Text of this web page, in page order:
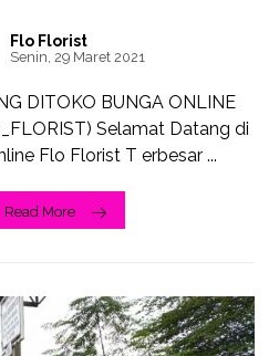
Flo Florist
Senin, 29 Maret 2021
DITOKO BUNGA ONLINE
Selamat Datang di
Flo Florist T erbesar ...
Read More